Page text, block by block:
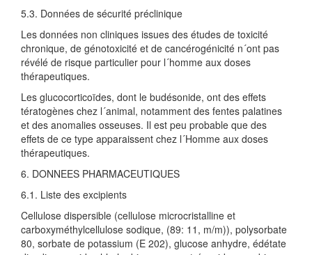
5.3. Données de sécurité préclinique
Les données non cliniques issues des études de toxicité
chronique, de génotoxicité et de cancérogénicité n´ont pas
révélé de risque particulier pour l´homme aux doses
thérapeutiques.
Les glucocorticoïdes, dont le budésonide, ont des effets
tératogènes chez l´animal, notamment des fentes palatines
et des anomalies osseuses. Il est peu probable que des
effets de ce type apparaissent chez l´Homme aux doses
thérapeutiques.
6. DONNEES PHARMACEUTIQUES
6.1. Liste des excipients
Cellulose dispersible (cellulose microcristalline et
carboxyméthylcellulose sodique, (89: 11, m/m)), polysorbate
80, sorbate de potassium (E 202), glucose anhydre, édétate